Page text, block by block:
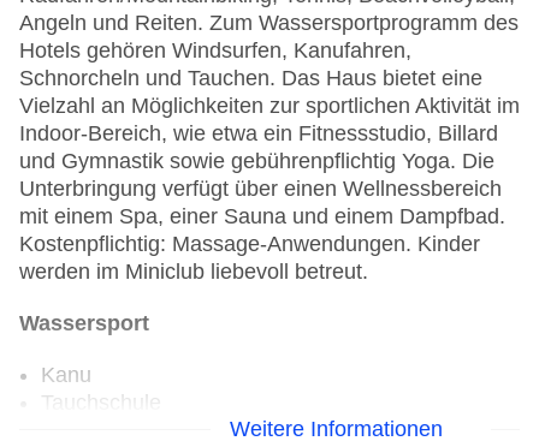
Angeln und Reiten. Zum Wassersportprogramm des
Hotels gehören Windsurfen, Kanufahren,
Schnorcheln und Tauchen. Das Haus bietet eine
Vielzahl an Möglichkeiten zur sportlichen Aktivität im
Indoor-Bereich, wie etwa ein Fitnessstudio, Billard
und Gymnastik sowie gebührenpflichtig Yoga. Die
Unterbringung verfügt über einen Wellnessbereich
mit einem Spa, einer Sauna und einem Dampfbad.
Kostenpflichtig: Massage-Anwendungen. Kinder
werden im Miniclub liebevoll betreut.
Wassersport
Kanu
Tauchschule
Weitere Informationen